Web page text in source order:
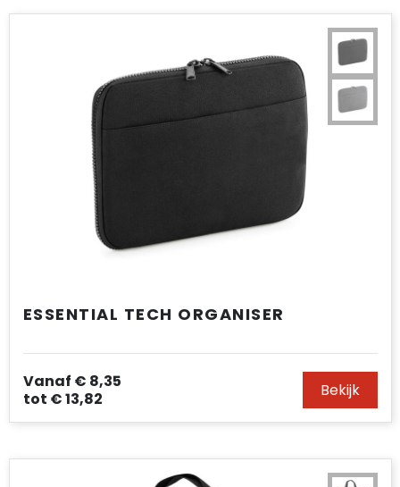
ESSENTIAL TECH ORGANISER
Vanaf € 8,35
tot € 13,82 Bekijk